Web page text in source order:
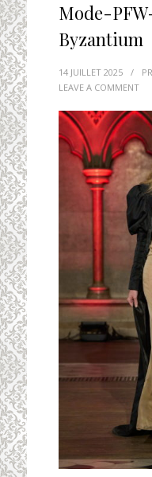
Mode-
Byzantium
14 JUILLET 2025 /
LEAVE A COMMENT